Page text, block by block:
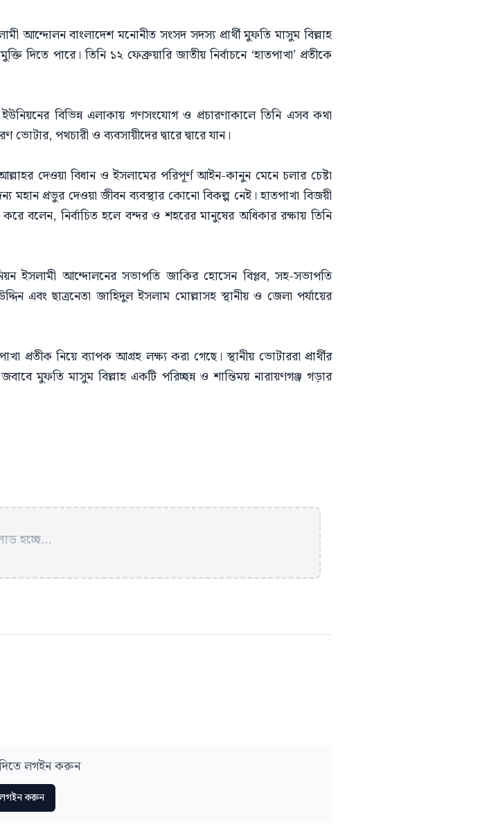
আন্দোলন বাংলাদেশ মনোনীত সংসদ সদস্য প্রার্থী মুফতি মাসুম বিল্লাহ
দিতে পারে। তিনি ১২ ফেব্রুয়ারি জাতীয় নির্বাচনে ‘হাতপাখা’ প্রতীকে
বিভিন্ন এলাকায় গণসংযোগ ও প্রচারণাকালে তিনি এসব কথা
পথচারী ও ব্যবসায়ীদের দ্বারে দ্বারে যান।
দেওয়া বিধান ও ইসলামের পরিপূর্ণ আইন-কানুন মেনে চলার চেষ্টা
প্রভুর দেওয়া জীবন ব্যবস্থার কোনো বিকল্প নেই। হাতপাখা বিজয়ী
বলেন, নির্বাচিত হলে বন্দর ও শহরের মানুষের অধিকার রক্ষায় তিনি
ইসলামী আন্দোলনের সভাপতি জাকির হোসেন বিপ্লব, সহ-সভাপতি
এবং ছাত্রনেতা জাহিদুল ইসলাম মোল্লাসহ স্থানীয় ও জেলা পর্যায়ের
প্রতীক নিয়ে ব্যাপক আগ্রহ লক্ষ্য করা গেছে। স্থানীয় ভোটাররা প্রার্থীর
মুফতি মাসুম বিল্লাহ একটি পরিচ্ছন্ন ও শান্তিময় নারায়ণগঞ্জ গড়ার
হচ্ছে...
লগইন করুন
করুন